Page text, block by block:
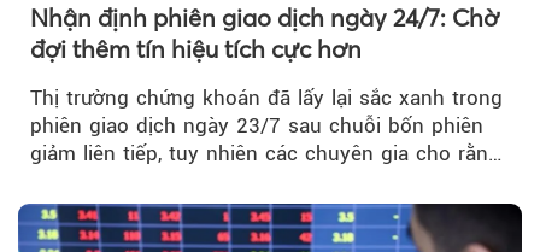
Nhận định phiên giao dịch ngày 24/7: Chờ
đợi thêm tín hiệu tích cực hơn
Thị trường chứng khoán đã lấy lại sắc xanh trong
phiên giao dịch ngày 23/7 sau chuỗi bốn phiên
giảm liên tiếp, tuy nhiên các chuyên gia cho rằng